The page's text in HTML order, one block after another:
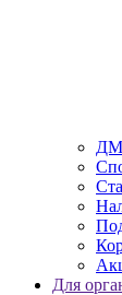
Для